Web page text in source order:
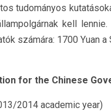
tudományos
kell
számára: 1700 Yuan
for the Chinese
2014 academic year)